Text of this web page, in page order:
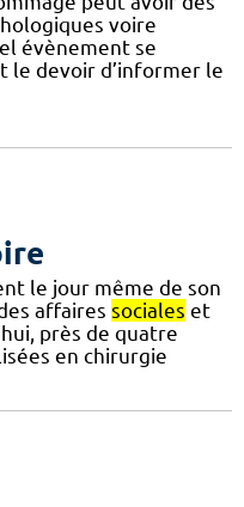
voire
évènement se
le devoir d’informer le
le jour même de son
affaires sociales et
près de quatre
en chirurgie